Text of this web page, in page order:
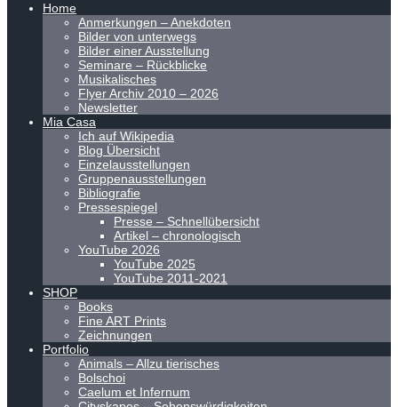
Home
Anmerkungen – Anekdoten
Bilder von unterwegs
Bilder einer Ausstellung
Seminare – Rückblicke
Musikalisches
Flyer Archiv 2010 – 2026
Newsletter
Mia Casa
Ich auf Wikipedia
Blog Übersicht
Einzelausstellungen
Gruppenausstellungen
Bibliografie
Pressespiegel
Presse – Schnellübersicht
Artikel – chronologisch
YouTube 2026
YouTube 2025
YouTube 2011-2021
SHOP
Books
Fine ART Prints
Zeichnungen
Portfolio
Animals – Allzu tierisches
Bolschoi
Caelum et Infernum